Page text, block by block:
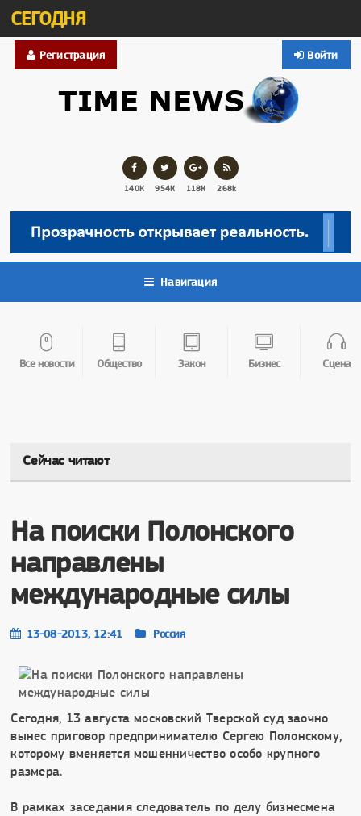
СЕГОДНЯ
Войти
Регистрация
140К 954К 118К 268k
Навигация
Все новости Общество Закон Бизнес Сцена
Сейчас читают
На поиски Полонского
направлены
международные силы
13-08-2013, 12:41 Россия
Сегодня, 13 августа московский Тверской суд заочно
вынес приговор предпринимателю Сергею Полонскому,
которому вменяется мошенничество особо крупного
размера.
В рамках заседания следователь по делу бизнесмена